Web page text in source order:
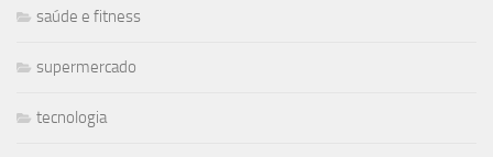
saúde e fitness
supermercado
tecnologia